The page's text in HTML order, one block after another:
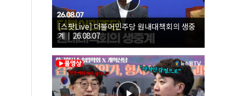
[스팟Live] 더불어민주당 원내대책회의 생중
계｜26.08.07